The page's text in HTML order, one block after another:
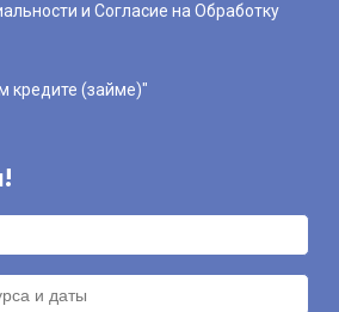
и Согласие на Обработку
кредите (займе)"